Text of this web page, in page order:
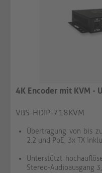
4K Encoder mit KVM -
VBS-HDIP-718KVM
Übertragung von bis
2.2 und PoE, 3x TX
Unterstützt
Stereo-Audioausgang